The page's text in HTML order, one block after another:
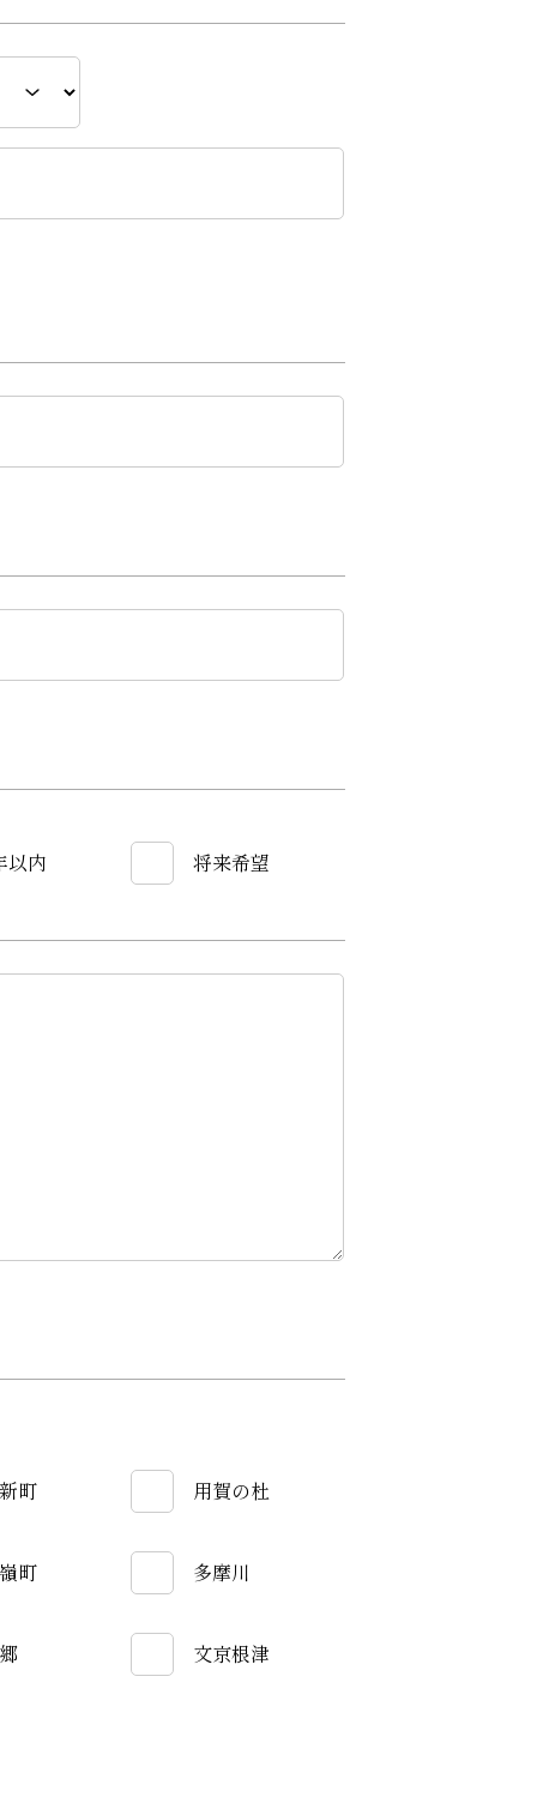
以内 将来希望
町 用賀の杜
町 多摩川
文京根津